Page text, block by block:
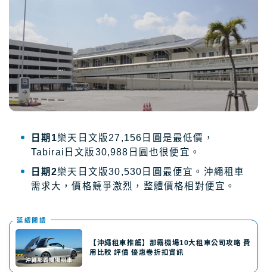
日期1樂天日文版27,156日圓是最低價，
Tabirai日文版30,988日圓也很便宜。
日期2樂天日文版30,530日圓最便宜。沖繩租車
需求大，價格競爭激烈，整體價格相對便宜。
延續閲讀
【沖繩租車推薦】那霸機場10大租車公司攻略 費
用比較 評價 優惠卷折扣資訊